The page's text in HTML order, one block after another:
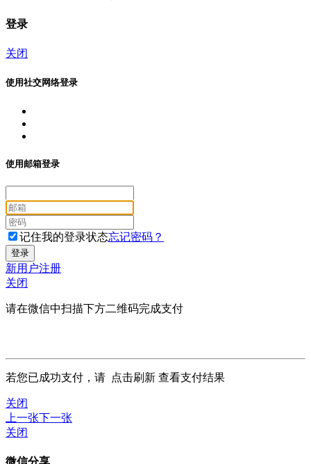
登录
关闭
使用社交网络登录
使用邮箱登录
记住我的登录状态忘记密码？
新用户注册
关闭
请在微信中扫描下方二维码完成支付
若您已成功支付，请 点击刷新 查看支付结果
关闭
上一张下一张
关闭